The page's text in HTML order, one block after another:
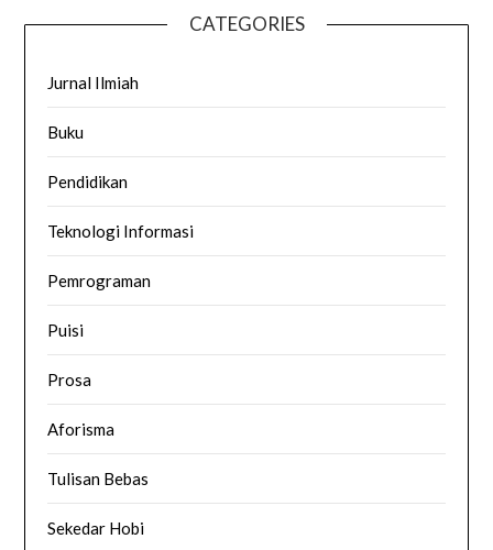
CATEGORIES
Jurnal Ilmiah
Buku
Pendidikan
Teknologi Informasi
Pemrograman
Puisi
Prosa
Aforisma
Tulisan Bebas
Sekedar Hobi